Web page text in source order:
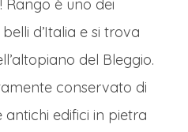
Rango è uno dei
d’Italia e si trova
del Bleggio.
conservato di
edifici in pietra